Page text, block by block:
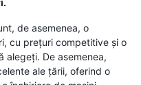
de asemenea, o
cu prețuri competitive și o
alegeți. De asemenea,
ale țării, oferind o